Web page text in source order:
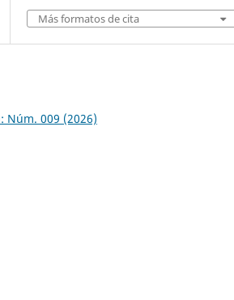
Más formatos de cita
Núm. 009 (2026)